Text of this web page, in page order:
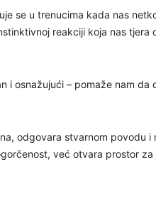
se u trenucima kada nas
reakciji koja nas
i osnažujući – pomaže nam
odgovara stvarnom povodu
već otvara prostor za